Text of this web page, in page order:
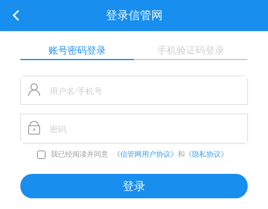
登录信管网
账号密码登录 手机验证码登录
我已经阅读并同意 《信管网用户协议》 和 《隐私协议》